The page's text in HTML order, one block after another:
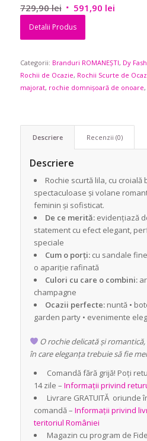
729,90lei Prețul
inițial
729,90 lei.
591,90 leiPrețul
Detalii Produs
Categorii: Branduri ROMANEȘTI, Dy
Rochii de Ocazie, Rochii Scurte de
majorat, rochie domnișoară de onoare,
Descriere Recenzii (0)
Descriere
Rochie scurtă lila, cu
spectaculoase și volane
feminin și sofisticat.
De ce merită:evidențiază
statement cu efect elegant,
speciale
Cum o porți:cu sandale
o apariție rafinată
Culori cu care o combini:
champagne
Ocazii perfecte:nuntă •
garden party • evenimente
O rochie delicată și
în care eleganța trebuie să fie
Comandă fără grijă! Poți
14 zile – Informații privind
Livrare GRATUITĂ oriunde
comandă – Informații privind
teritoriul României
Magazin cu program de